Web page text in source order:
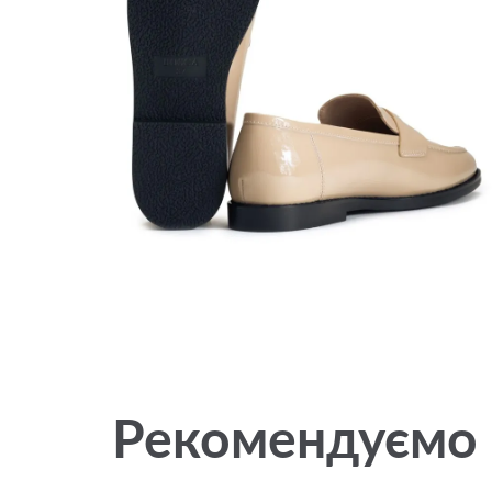
Рекомендуємо